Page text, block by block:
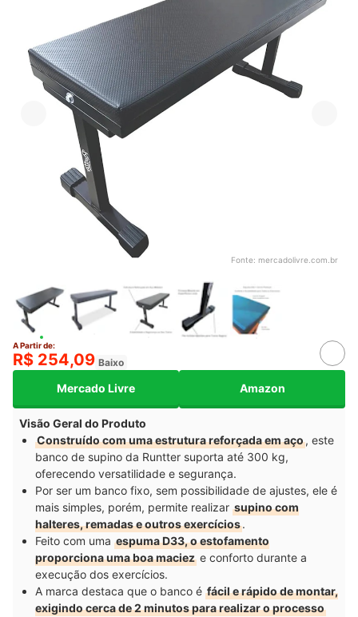
Fonte: mercadolivre.com.br
A Partir de:
R$ 254,09 Baixo
Mercado Livre Amazon
Visão Geral do Produto
Construído com uma estrutura reforçada em aço, este
banco de supino da Runtter suporta até 300 kg,
oferecendo versatilidade e segurança.
Por ser um banco fixo, sem possibilidade de ajustes, ele é
mais simples, porém, permite realizar supino com
halteres, remadas e outros exercícios.
Feito com uma espuma D33, o estofamento
proporciona uma boa maciez e conforto durante a
execução dos exercícios.
A marca destaca que o banco é fácil e rápido de montar,
exigindo cerca de 2 minutos para realizar o processo